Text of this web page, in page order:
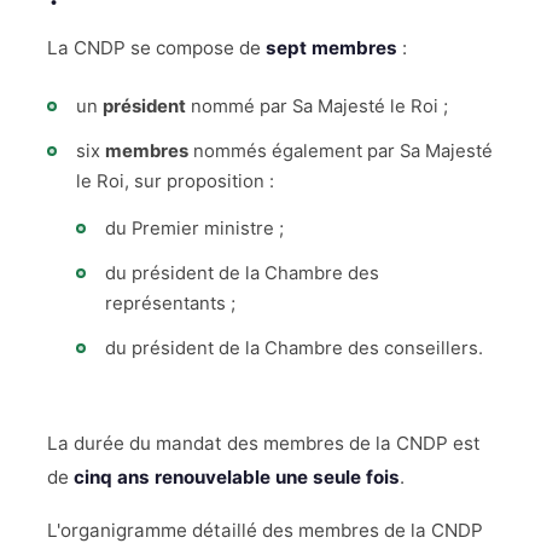
La CNDP se compose de sept membres :
un président nommé par Sa Majesté le Roi ;
six membres nommés également par Sa Majesté
le Roi, sur proposition :
du Premier ministre ;
du président de la Chambre des
représentants ;
du président de la Chambre des conseillers.
La durée du mandat des membres de la CNDP est
de cinq ans renouvelable une seule fois.
L'organigramme détaillé des membres de la CNDP